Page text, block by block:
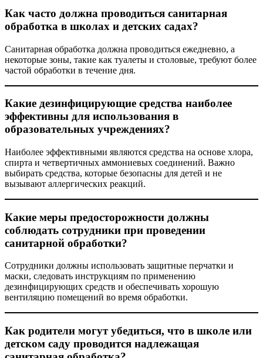
Как часто должна проводиться санитарная
обработка в школах и детских садах?
Санитарная обработка должна проводиться ежедневно, а
некоторые зоны, такие как туалеты и столовые, требуют более
частой обработки в течение дня.
Какие дезинфицирующие средства наиболее
эффективны для использования в
образовательных учреждениях?
Наиболее эффективными являются средства на основе хлора,
спирта и четвертичных аммониевых соединений. Важно
выбирать средства, которые безопасны для детей и не
вызывают аллергических реакций.
Какие меры предосторожности должны
соблюдать сотрудники при проведении
санитарной обработки?
Сотрудники должны использовать защитные перчатки и
маски, следовать инструкциям по применению
дезинфицирующих средств и обеспечивать хорошую
вентиляцию помещений во время обработки.
Как родители могут убедиться, что в школе или
детском саду проводится надлежащая